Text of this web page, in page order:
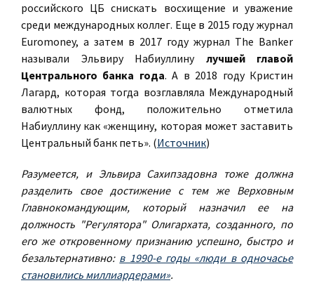
российского ЦБ снискать восхищение и уважение
среди международных коллег. Еще в 2015 году журнал
Euromoney, а затем в 2017 году журнал The Banker
называли Эльвиру Набиуллину лучшей главой
Центрального банка года. А в 2018 году Кристин
Лагард, которая тогда возглавляла Международный
валютных фонд, положительно отметила
Набиуллину как «женщину, которая может заставить
Центральный банк петь». (Источник)
Разумеется, и Эльвира Сахипзадовна тоже должна
разделить свое достижение с тем же Верховным
Главнокомандующим, который назначил ее на
должность "Регулятора" Олигархата, созданного, по
его же откровенному признанию успешно, быстро и
безальтернативно: в 1990-е годы «люди в одночасье
становились миллиардерами».